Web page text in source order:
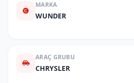
MARKA
WUNDER
ARAÇ GRUBU
CHRYSLER